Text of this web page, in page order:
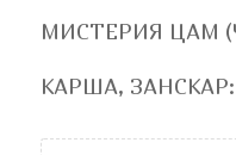
МИСТЕРИЯ ЦАМ
КАРША, ЗАНСКАР